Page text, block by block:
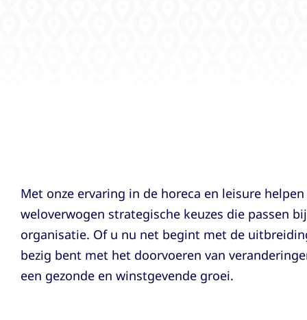
Met onze ervaring in de horeca en leisure
weloverwogen strategische keuzes die passen
organisatie. Of u nu net begint met de
bezig bent met het doorvoeren van
een gezonde en winstgevende groei.